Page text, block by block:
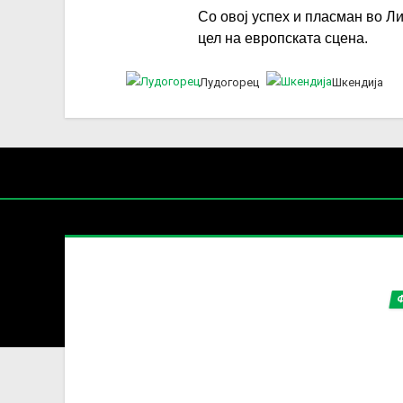
Со овој успех и пласман во
цел на европската сцена.
Лудогорец Шкендија
За секоја форма на распространување,